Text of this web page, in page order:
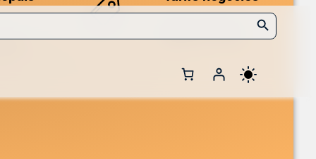
Search Button
MVL 2Licenses CoreLic
adaptés aux volumes.